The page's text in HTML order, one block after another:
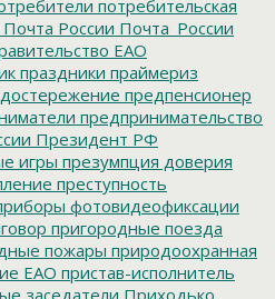
потребительская
Почта России Почта_России
ЕАО
праздники праймериз
предпенсионер
предпринимательство
Президент РФ
игры презумпция доверия
преступность
фотовидеофиксации
пригородные поезда
пожары природоохранная
ЕАО пристав-исполнитель
заседатели Приходько